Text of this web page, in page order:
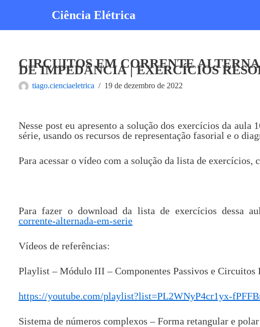
Ciência Elétrica
CIRCUITOS EM CORRENTE
DE IMPEDÂNCIA | EXERCÍCIOS
tiago.cienciaeletrica 19 de dezembro de 2022
Nesse post eu apresento a solução dos exercícios da
série, usando os recursos de representação fasorial e o
Para acessar o vídeo com a solução da lista de exercícios,
Para fazer o download da lista de exercícios dessa
corrente-alternada-em-serie
Vídeos de referências:
Playlist – Módulo III – Componentes Passivos e Circuitos
https://youtube.com/playlist?list=PL2WNyP4cr1yx-
Sistema de números complexos – Forma retangular e